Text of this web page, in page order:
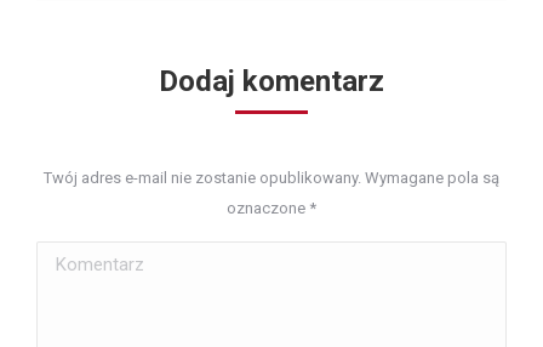
Dodaj komentarz
Twój adres e-mail nie zostanie opublikowany. Wymagane pola są
oznaczone *
Komentarz